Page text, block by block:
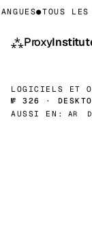
●TOUS LES
⁂Proxy
LOGICIELS ET
№ 326 ·
AUSSI EN:
AR